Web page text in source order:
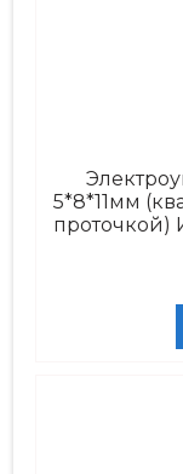
5*8*11мм
проточкой)